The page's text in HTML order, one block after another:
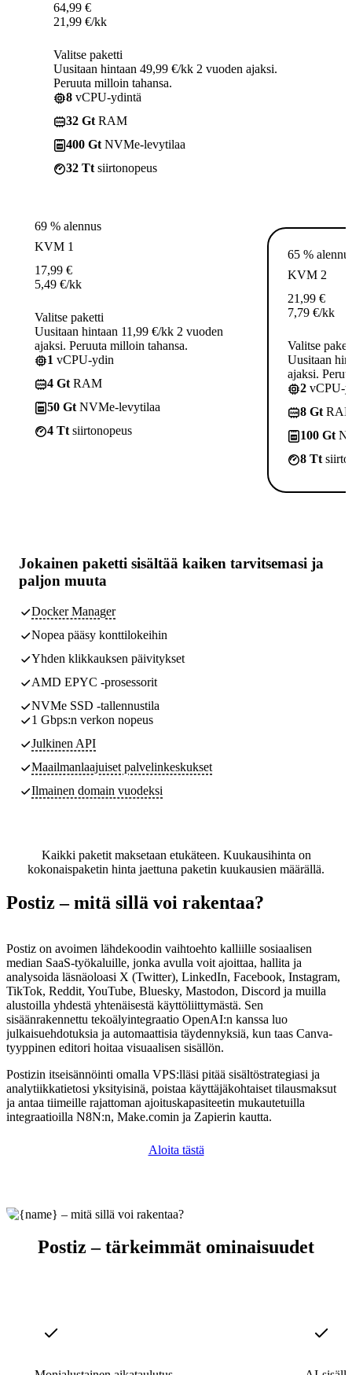
64,99 €
21,99 €/kk
Valitse paketti
Uusitaan hintaan 49,99 €/kk 2 vuoden ajaksi.
Peruuta milloin tahansa.
8 vCPU-ydintä
32 Gt RAM
400 Gt NVMe-levytilaa
32 Tt siirtonopeus
69 % alennus
KVM 1
17,99 €
5,49 €/kk
Valitse paketti
Uusitaan hintaan 11,99 €/kk 2 vuoden
ajaksi. Peruuta milloin tahansa.
1 vCPU-ydin
4 Gt RAM
50 Gt NVMe-levytilaa
4 Tt siirtonopeus
65 %
KVM 2
21,99 €
7,79 €/kk
Valitse
Uusitaan
ajaksi.
2 vCPU-
8 Gt
100 Gt
8 Tt
Jokainen paketti sisältää kaiken tarvitsemasi ja
paljon muuta
Docker Manager
Nopea pääsy konttilokeihin
Yhden klikkauksen päivitykset
AMD EPYC -prosessorit
NVMe SSD -tallennustila
1 Gbps:n verkon nopeus
Julkinen API
Maailmanlaajuiset palvelinkeskukset
Ilmainen domain vuodeksi
Kaikki paketit maksetaan etukäteen. Kuukausihinta on
kokonaispaketin hinta jaettuna paketin kuukausien määrällä.
Postiz – mitä sillä voi rakentaa?
Postiz on avoimen lähdekoodin vaihtoehto kalliille sosiaalisen
median SaaS-työkaluille, jonka avulla voit ajoittaa, hallita ja
analysoida läsnäoloasi X (Twitter), LinkedIn, Facebook, Instagram,
TikTok, Reddit, YouTube, Bluesky, Mastodon, Discord ja muilla
alustoilla yhdestä yhtenäisestä käyttöliittymästä. Sen
sisäänrakennettu tekoälyintegraatio OpenAI:n kanssa luo
julkaisuehdotuksia ja automaattisia täydennyksiä, kun taas Canva-
tyyppinen editori hoitaa visuaalisen sisällön.
Postizin itseisännöinti omalla VPS:lläsi pitää sisältöstrategiasi ja
analytiikkatietosi yksityisinä, poistaa käyttäjäkohtaiset tilausmaksut
ja antaa tiimeille rajattoman ajoituskapasiteetin mukautetuilla
integraatioilla N8N:n, Make.comin ja Zapierin kautta.
Aloita tästä
Postiz – tärkeimmät ominaisuudet